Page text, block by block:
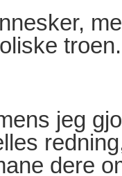
troen.
jeg
dere